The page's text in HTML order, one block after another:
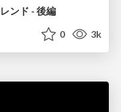
ンド - 後編
0 3k